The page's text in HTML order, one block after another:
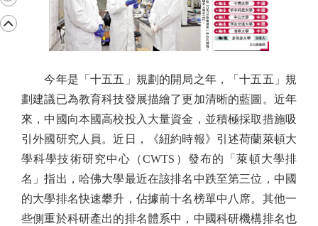
今年是「十五五」規劃的開局之年，「十五五」規
劃建議已為教育科技發展描繪了更加清晰的藍圖。近年
來，中國向本國高校投入大量資金，並積極採取措施吸
引外國研究人員。近日，《紐約時報》引述荷蘭萊頓大
學科學技術研究中心（CWTS）發布的「萊頓大學排
名」指出，哈佛大學最近在該排名中跌至第三位，中國
的大學排名快速攀升，佔據前十名榜單中八席。其他一
些側重於科研產出的排名體系中，中國科研機構排名也